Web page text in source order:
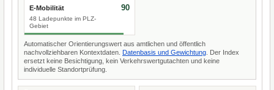
E-Mobilität
48 Ladepunkte im PLZ-
Gebiet
90
Automatischer Orientierungswert aus amtlichen und öffentlich
nachvollziehbaren Kontextdaten. Datenbasis und Gewichtung . Der Index
ersetzt keine Besichtigung, kein Verkehrswertgutachten und keine
individuelle Standortprüfung.